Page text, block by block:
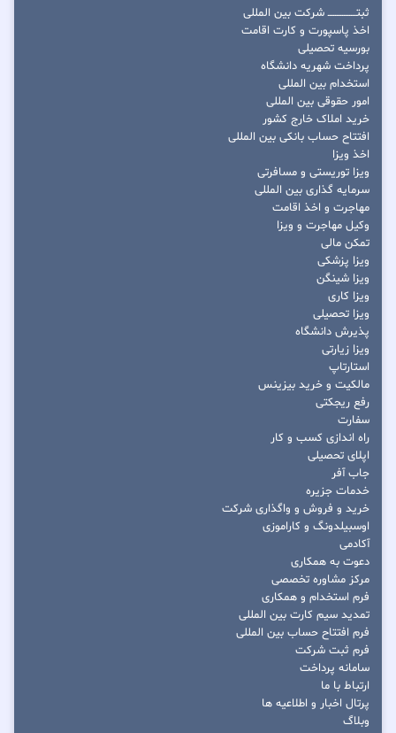
ثبتــــــــــــــــ شرکت بین المللی
اخذ پاسپورت و کارت اقامت
بورسیه تحصیلی
پرداخت شهریه دانشگاه
استخدام بین المللی
امور حقوقی بین المللی
خرید املاک خارج کشور
افتتاح حساب بانکی بین المللی
اخذ ویزا
ویزا توریستی و مسافرتی
سرمایه گذاری بین المللی
مهاجرت و اخذ اقامت
وکیل مهاجرت و ویزا
تمکن مالی
ویزا پزشکی
ویزا شینگن
ویزا کاری
ویزا تحصیلی
پذیرش دانشگاه
ویزا زیارتی
استارتاپ
مالکیت و خرید بیزینس
رفع ریجکتی
سفارت
راه اندازی کسب و کار
اپلای تحصیلی
جاب آفر
خدمات جزیره
خرید و فروش و واگذاری شرکت
اوسبیلدونگ و کاراموزی
آکادمی
دعوت به همکاری
مرکز مشاوره تخصصی
فرم استخدام و همکاری
تمدید سیم کارت بین المللی
فرم افتتاح حساب بین المللی
فرم ثبت شرکت
سامانه پرداخت
ارتباط با ما
پرتال اخبار و اطلاعیه ها
وبلاگ